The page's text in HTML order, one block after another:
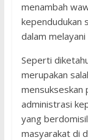
menambah
kependudukan
dalam
Seperti
merupakan
mensukseskan
administrasi
yang
masyarakat di